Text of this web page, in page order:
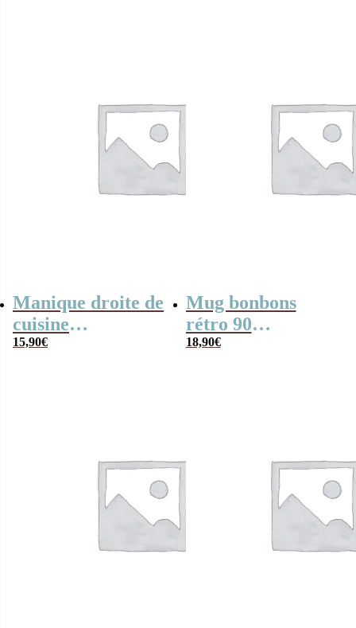
Manique droite de
cuisine
personnalisée –
15,90€
Mug bonbons
rétro 90
personnalisé –
18,90€